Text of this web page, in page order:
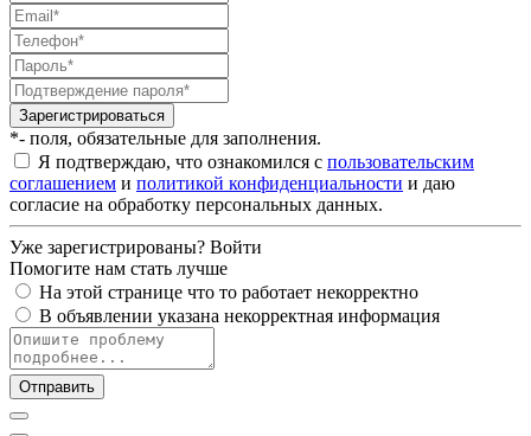
Зарегистрироваться
*- поля, обязательные для заполнения.
Я подтверждаю, что ознакомился с пользовательским
соглашением и политикой конфиденциальности и даю
согласие на обработку персональных данных.
Уже зарегистрированы? Войти
Помогите нам стать лучше
На этой странице что то работает некорректно
В объявлении указана некорректная информация
Отправить